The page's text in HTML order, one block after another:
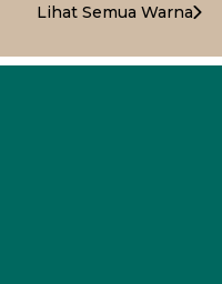
Lihat Semua Warna